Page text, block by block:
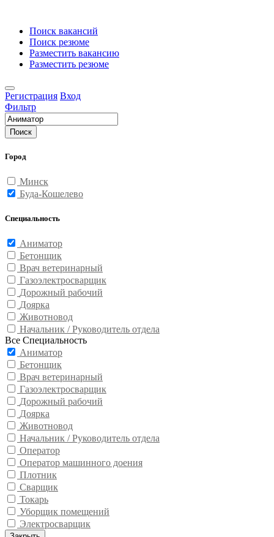
Поиск вакансий
Поиск резюме
Разместить вакансию
Разместить резюме
Регистрация Вход
Фильтр
Поиск
Город
Минск
Буда-Кошелево
Специальность
Аниматор
Бетонщик
Врач ветеринарный
Газоэлектросварщик
Дорожный рабочий
Доярка
Животновод
Начальник / Руководитель отдела
Все Специальность
Аниматор
Бетонщик
Врач ветеринарный
Газоэлектросварщик
Дорожный рабочий
Доярка
Животновод
Начальник / Руководитель отдела
Оператор
Оператор машинного доения
Плотник
Сварщик
Токарь
Уборщик помещений
Электросварщик